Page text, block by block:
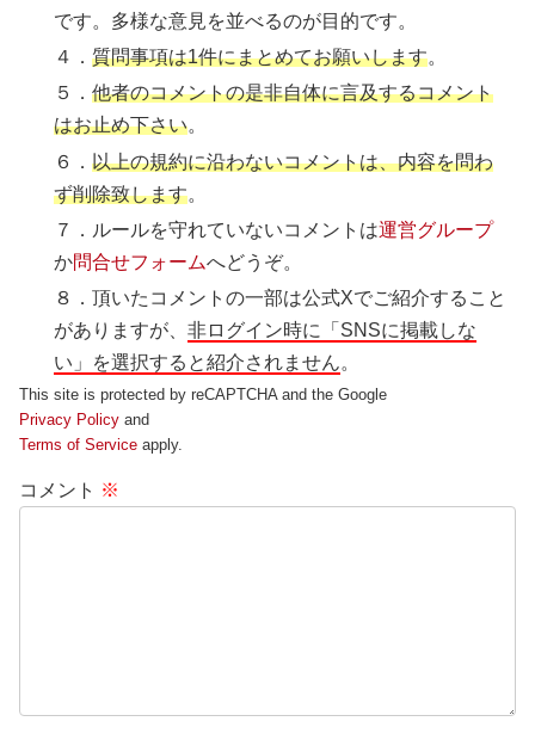
です。多様な意見を並べるのが目的です。
４．質問事項は1件にまとめてお願いします。
５．他者のコメントの是非自体に言及するコメント
はお止め下さい。
６．以上の規約に沿わないコメントは、内容を問わ
ず削除致します。
７．ルールを守れていないコメントは運営グループ
か問合せフォームへどうぞ。
８．頂いたコメントの一部は公式Xでご紹介すること
がありますが、非ログイン時に「SNSに掲載しな
い」を選択すると紹介されません。
This site is protected by reCAPTCHA and the Google
Privacy Policy and
Terms of Service apply.
コメント ※